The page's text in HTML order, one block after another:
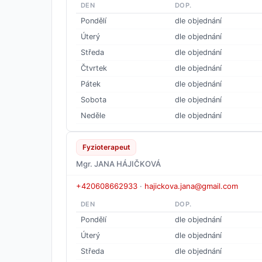
DEN DOP.
Pondělí
dle objednání
Úterý
dle objednání
Středa
dle objednání
Čtvrtek
dle objednání
Pátek
dle objednání
Sobota
dle objednání
Neděle
dle objednání
Fyzioterapeut
Mgr. JANA HÁJIČKOVÁ
+420608662933 · hajickova.jana@gmail.com
DEN DOP.
Pondělí
dle objednání
Úterý
dle objednání
Středa
dle objednání